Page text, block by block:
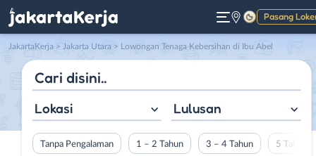
Pasang
Gelap
JakartaKerja > Jakarta Utara > Lowongan Tenaga Kebersihan di Ibu Abel
Lokasi Lulusan
Tanpa Pengalaman 1 – 2 Tahun 3 – 4 Tahun 5 Tahun